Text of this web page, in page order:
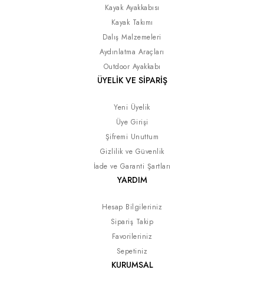
Kayak Ayakkabısı
Kayak Takımı
Dalış Malzemeleri
Aydınlatma Araçları
Outdoor Ayakkabı
ÜYELİK VE SİPARİŞ
Yeni Üyelik
Üye Girişi
Şifremi Unuttum
Gizlilik ve Güvenlik
İade ve Garanti Şartları
YARDIM
Hesap Bilgileriniz
Sipariş Takip
Favorileriniz
Sepetiniz
KURUMSAL